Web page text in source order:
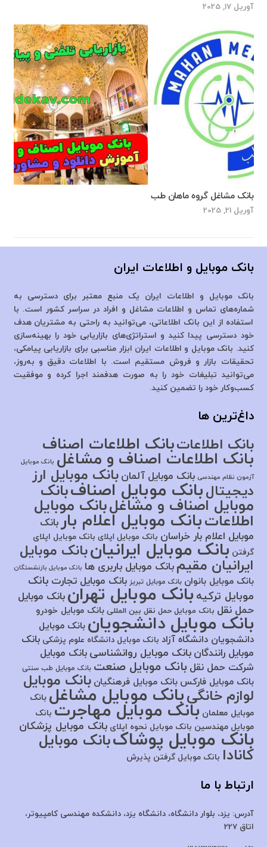
آوریل 17, 2025
بانک مشاغل گروه ماهان طب
آوریل 21, 2025
بانک موبایل و اطلاعات ایران
بانک موبایل و اطلاعات ایران یک منبع معتبر برای دسترسی به
شماره‌های تماس و اطلاعات مشاغل و افراد در سراسر کشور است. با
استفاده از این بانک اطلاعاتی، می‌توانید به راحتی به مشتریان هدف
خود دسترسی پیدا کنید و استراتژی‌های بازاریابی خود را بهینه‌سازی
کنید. بانک موبایل و اطلاعات ایران ابزار مناسبی برای بازاریابی پیامکی،
تحقیقات بازار و فروش مستقیم است. با اطلاعات دقیق و به‌روز،
می‌توانید تبلیغات خود را به صورت هدفمند اجرا کرده و موفقیت
کسب‌وکار خود را تضمین کنید.
داغ‌ترین ها
بانک اطلاعاتبانک اطلاعات اصناف
بانک اطلاعات اصناف و مشاغل بانک موبایل
آزمون نظام مهندسی بانک موبایل آلمان بانک موبایل ارز
دیجیتالبانک موبایل اصنافبانک
موبایل اصناف و مشاغلبانک موبایل
اطلاعاتبانک موبایل اعلام باربانک
موبایل اعلام بار خراسان بانک موبایل اپلای بانک موبایل اپلای
گرفتن بانک موبایل ایرانیانبانک موبایل
ایرانیان مقیم بانک موبایل باربری ها بانک موبایل بازنشستگان
بانک موبایل بانوان بانک موبایل تبریز بانک موبایل تجارت بانک
موبایل ترکیه بانک موبایل تهران بانک موبایل
حمل نقل بانک موبایل حمل نقل بین المللی بانک موبایل خودرو
بانک موبایل دانشجویان بانک موبایل
دانشجویان دانشگاه آزاد بانک موبایل دانشگاه علوم پزشکی بانک
موبایل رانندگان بانک موبایل روانشناسی بانک موبایل
شرکت حمل نقل بانک موبایل صنعت بانک موبایل طب سنتی
بانک موبایل فارکس بانک موبایل فرهنگیان بانک موبایل
لوازم خانگیبانک موبایل مشاغلبانک
موبایل معلمان بانک موبایل مهاجرت بانک
موبایل مهندسین بانک موبایل نحوه اپلای بانک موبایل پزشکان
بانک موبایل پوشاکبانک موبایل
کانادا بانک موبایل گرفتن پذیرش
ارتباط با ما
آدرس: یزد، بلوار دانشگاه، دانشگاه یزد،دانشکده مهندسی کامپیوتر،
اتاق 227